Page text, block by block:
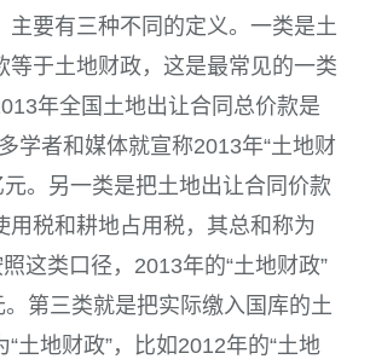
主要有三种不同的定义。一类是土
等于土地财政，这是最常见的一类
年全国土地出让合同总价款是
学者和媒体就宣称2013年“土地财
元。另一类是把土地出让合同价款
用税和耕地占用税，其总和称为
这类口径，2013年的“土地财政”
第三类就是把实际缴入国库的土
土地财政”，比如2012年的“土地